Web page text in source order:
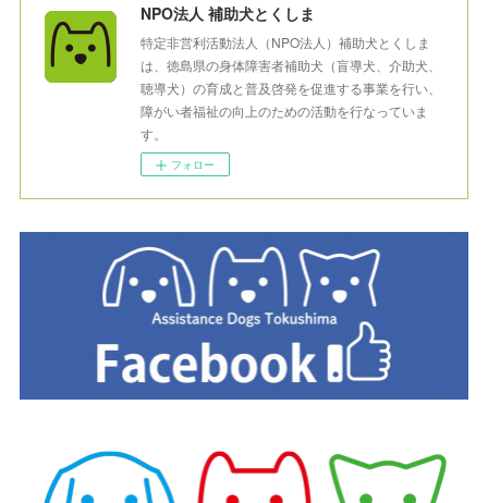
NPO法人 補助犬とくしま
特定非営利活動法人（NPO法人）補助犬とくしま
は、徳島県の身体障害者補助犬（盲導犬、介助犬、
聴導犬）の育成と普及啓発を促進する事業を行い、
障がい者福祉の向上のための活動を行なっていま
す。
フォロー